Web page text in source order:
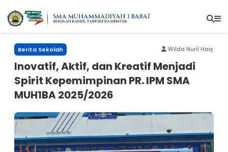
Berita Sekolah
Inovatif, Aktif, dan Kreatif Menjadi
Spirit Kepemimpinan PR. IPM SMA
MUH1BA 2025/2026
Wilda Nuril Haq